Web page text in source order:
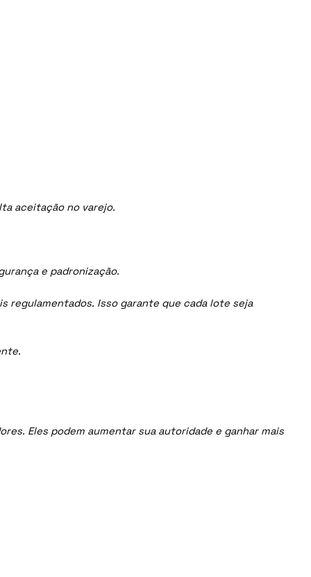
aceitação no varejo.
e padronização.
Isso garante que cada lote seja
Eles podem aumentar sua autoridade e ganhar mais